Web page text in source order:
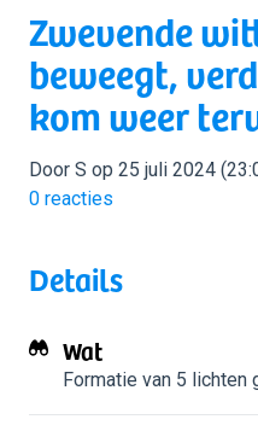
Zwevende
beweegt,
kom weer
Door S op 25 juli 2024
0 reacties
Details
Wat
Formatie van 5 lichten